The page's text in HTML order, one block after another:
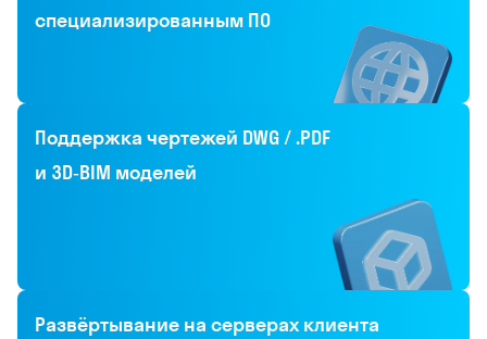
специализированным ПО
Поддержка чертежей DWG / .PDF
и 3D‑BIM моделей
Развёртывание на серверах клиента